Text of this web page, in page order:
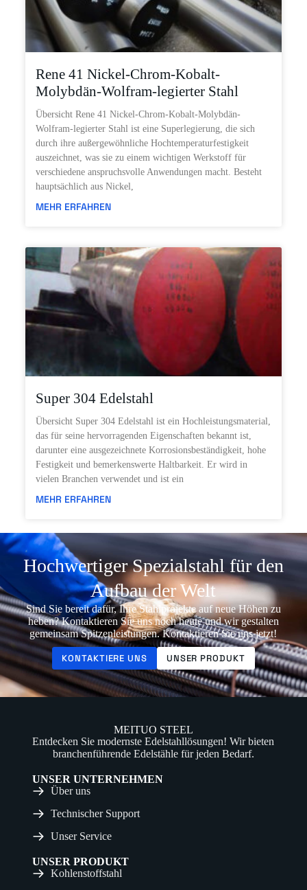
Rene 41 Nickel-Chrom-Kobalt-
Molybdän-Wolfram-legierter Stahl
Übersicht Rene 41 Nickel-Chrom-Kobalt-Molybdän-
Wolfram-legierter Stahl ist eine Superlegierung, die sich
durch ihre außergewöhnliche Hochtemperaturfestigkeit
auszeichnet, was sie zu einem wichtigen Werkstoff für
verschiedene anspruchsvolle Anwendungen macht. Besteht
hauptsächlich aus Nickel,
MEHR ERFAHREN
Super 304 Edelstahl
Übersicht Super 304 Edelstahl ist ein Hochleistungsmaterial,
das für seine hervorragenden Eigenschaften bekannt ist,
darunter eine ausgezeichnete Korrosionsbeständigkeit, hohe
Festigkeit und bemerkenswerte Haltbarkeit. Er wird in
vielen Branchen verwendet und ist ein
MEHR ERFAHREN
Hochwertiger Spezialstahl für den
Aufbau der Welt
Sind Sie bereit dafür, Ihre Stahlprojekte auf neue Höhen zu
heben? Kontaktieren Sie uns noch heute und wir gestalten
gemeinsam Spitzenleistungen. Kontaktieren Sie uns jetzt!
KONTAKTIERE UNS UNSER PRODUKT
MEITUO STEEL
Entdecken Sie modernste Edelstahllösungen! Wir bieten
branchenführende Edelstähle für jeden Bedarf.
UNSER UNTERNEHMEN
Über uns
Technischer Support
Unser Service
UNSER PRODUKT
Kohlenstoffstahl